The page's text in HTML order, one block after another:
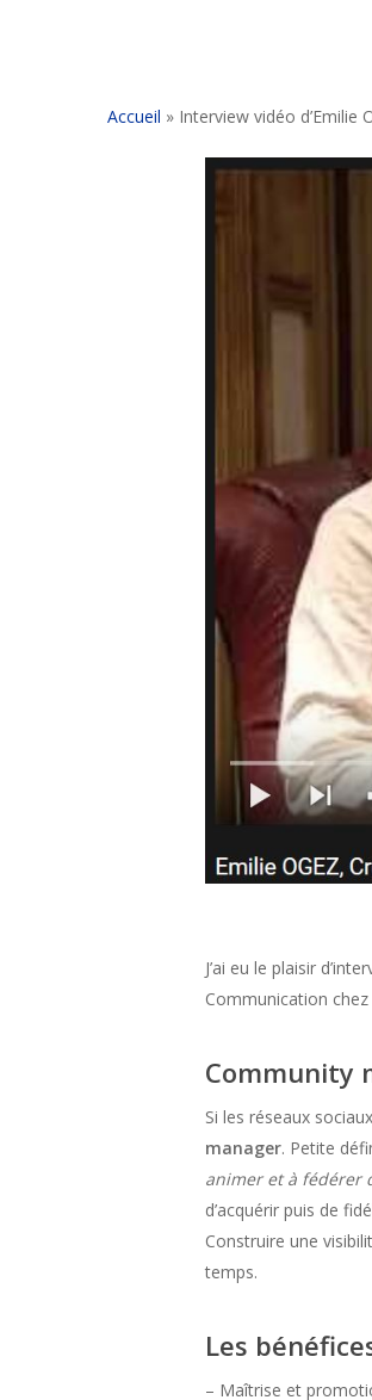
Accueil » Interview vidéo d’Emilie
J’ai eu le plaisir
Communication chez
Community
Si les réseaux
manager. Petite
animer et à fédérer
d’acquérir puis de
Construire une
temps.
Les
– Maîtrise et